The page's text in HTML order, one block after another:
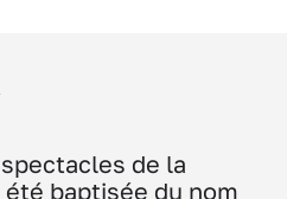
de la
été baptisée du nom